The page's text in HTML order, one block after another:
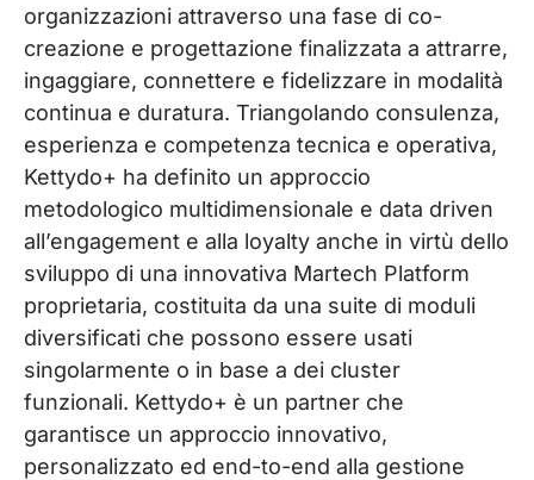
organizzazioni attraverso una fase di co-
creazione e progettazione finalizzata a attrarre,
ingaggiare, connettere e fidelizzare in modalità
continua e duratura. Triangolando consulenza,
esperienza e competenza tecnica e operativa,
Kettydo+ ha definito un approccio
metodologico multidimensionale e data driven
all’engagement e alla loyalty anche in virtù dello
sviluppo di una innovativa Martech Platform
proprietaria, costituita da una suite di moduli
diversificati che possono essere usati
singolarmente o in base a dei cluster
funzionali. Kettydo+ è un partner che
garantisce un approccio innovativo,
personalizzato ed end-to-end alla gestione